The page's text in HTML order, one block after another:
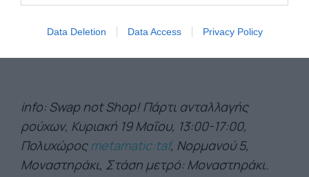
Data Deletion Data Access Privacy Policy
ελεύθερη.
info: Swap not Shop! Πάρτι ανταλλαγής
ρούχων, Κυριακή 19 Μαΐου, 13:00-17:00,
Πολυχώροςmetamatic:taf, Nορμανού 5,
Μοναστηράκι, Στάση μετρό: Μοναστηράκι.